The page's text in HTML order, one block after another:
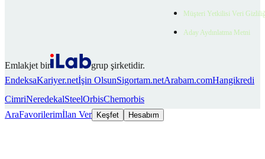
Müşteri Yetkilisi Veri
Aday Aydınlatma Metni
Emlakjet bir
grup şirketidir.
EndeksaKariyer.netİşin OlsunSigortam.netArabam.comHangikredi
CimriNeredekalSteelOrbisChemorbis
AraFavorilerimİlan Ver Keşfet Hesabım